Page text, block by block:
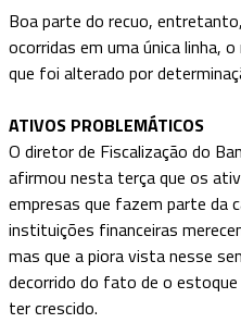
Boa parte do recuo,
ocorridas em uma única linha,
que foi alterado por
ATIVOS PROBLEMÁTICOS
O diretor de Fiscalização do
afirmou nesta terça que os
empresas que fazem parte da
instituições financeiras
mas que a piora vista nesse
decorrido do fato de o
ter crescido.